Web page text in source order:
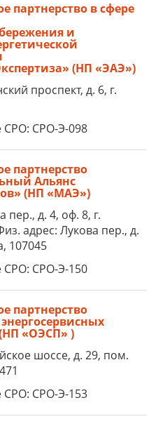
партнерство в сфере
и
(НП «ЭАЭ»)
проспект, д. 6, г.
СРО: СРО-Э-098
партнерство
Альянс
(НП «МАЭ»)
пер., д. 4, оф. 8, г.
адрес: Лукова пер., д.
107045
СРО: СРО-Э-150
партнерство
«ОЭСП» )
шоссе, д. 29, пом.
СРО: СРО-Э-153